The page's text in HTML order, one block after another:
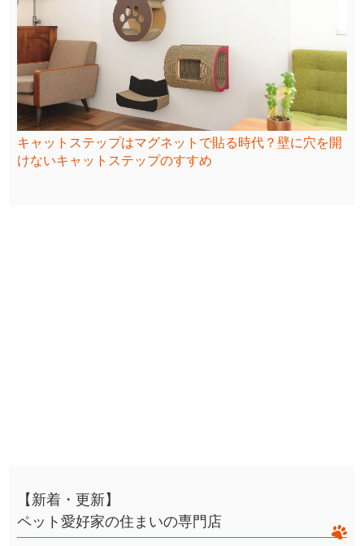
キャットステップはマグネットで貼る時代？壁に穴を開
けないキャットステップのすすめ
【新着・更新】
ペット愛好家の住まいの専門店